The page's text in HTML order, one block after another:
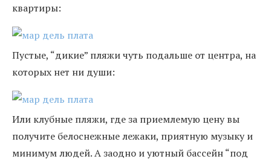
квартиры:
Пустые, “дикие” пляжи чуть подальше от центра, на
которых нет ни души:
Или клубные пляжи, где за приемлемую цену вы
получите белоснежные лежаки, приятную музыку и
минимум людей. А заодно и уютный бассейн “под